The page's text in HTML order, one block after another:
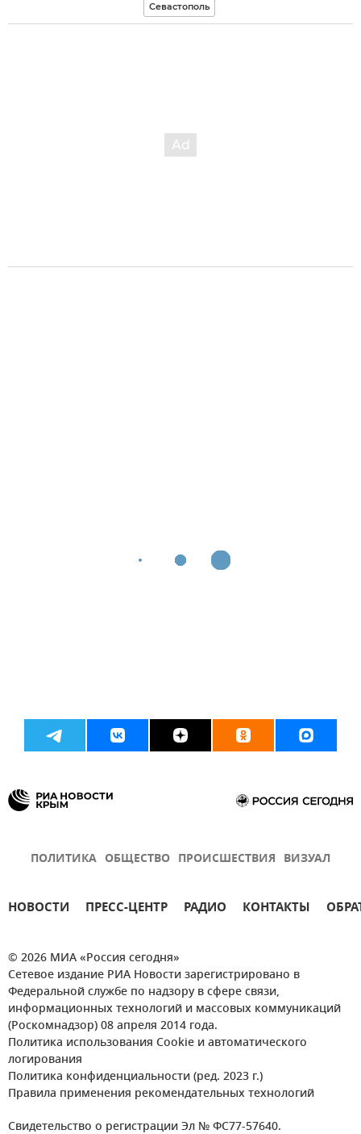
Севастополь
ПОЛИТИКА ОБЩЕСТВО ПРОИСШЕСТВИЯ ВИЗУАЛ
НОВОСТИ ПРЕСС-ЦЕНТР РАДИО КОНТАКТЫ
© 2026 МИА «Россия сегодня»
Сетевое издание РИА Новости зарегистрировано в
Федеральной службе по надзору в сфере связи,
информационных технологий и массовых коммуникаций
(Роскомнадзор) 08 апреля 2014 года.
Политика использования Cookie и автоматического
логирования
Политика конфиденциальности (ред. 2023 г.)
Правила применения рекомендательных технологий
Свидетельство о регистрации Эл № ФС77-57640.